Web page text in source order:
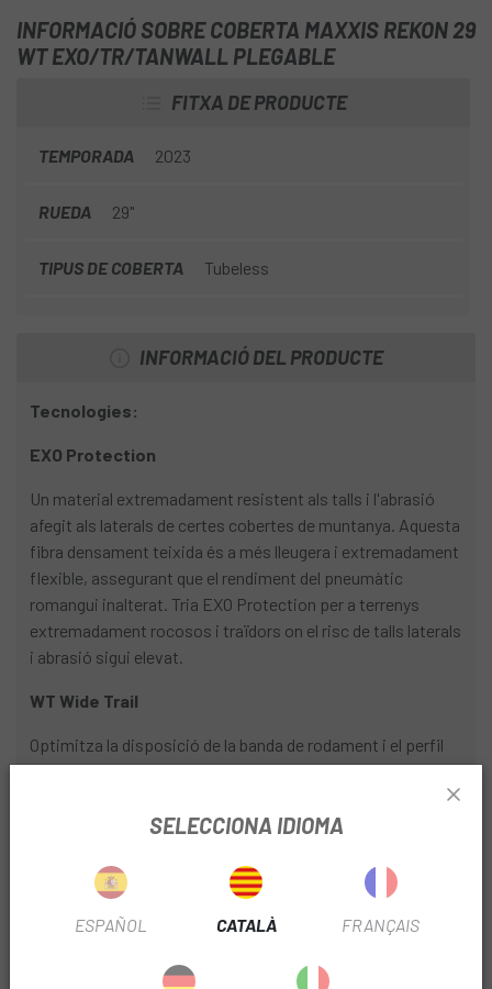
laterals en forma de L les doten d'un excel·lent suport als
revolts. LaCoberta Maxxis Rekon 29 WT
EXO/TR/Tanwall Plegable utilitza la tecnologia Wide
Trail per optimitzar el seu funcionament amb llantes
Tubeless Ready.
INFORMACIÓ SOBRE COBERTA MAXXIS REKON 29
WT EXO/TR/TANWALL PLEGABLE
FITXA DE PRODUCTE
TEMPORADA 2023
RUEDA 29"
TIPUS DE COBERTA Tubeless
INFORMACIÓ DEL PRODUCTE
Tecnologies:
EXO Protection
Un material extremadament resistent als talls i l'abrasió
afegit als laterals de certes cobertes de muntanya. Aquesta
fibra densament teixida és a més lleugera i extremadament
flexible, assegurant que el rendiment del pneumàtic
romangui inalterat. Tria EXO Protection per a terrenys
extremadament rocosos i traïdors on el risc de talls laterals
i abrasió sigui elevat.
WT Wide Trail
Optimitza la disposició de la banda de rodament i el perfil
del pneumàtic a les llantes modernes, més amples. Els
llanta interior de 35 mm, però s'ha comprovat que
mm, depenent de la preferència del pilot
TR Tubeless Ready
Les cobertes tubeless ready ofereixen molts beneficis
SELECCIONA IDIOMA
ESPAÑOL CATALÀ FRANÇAIS